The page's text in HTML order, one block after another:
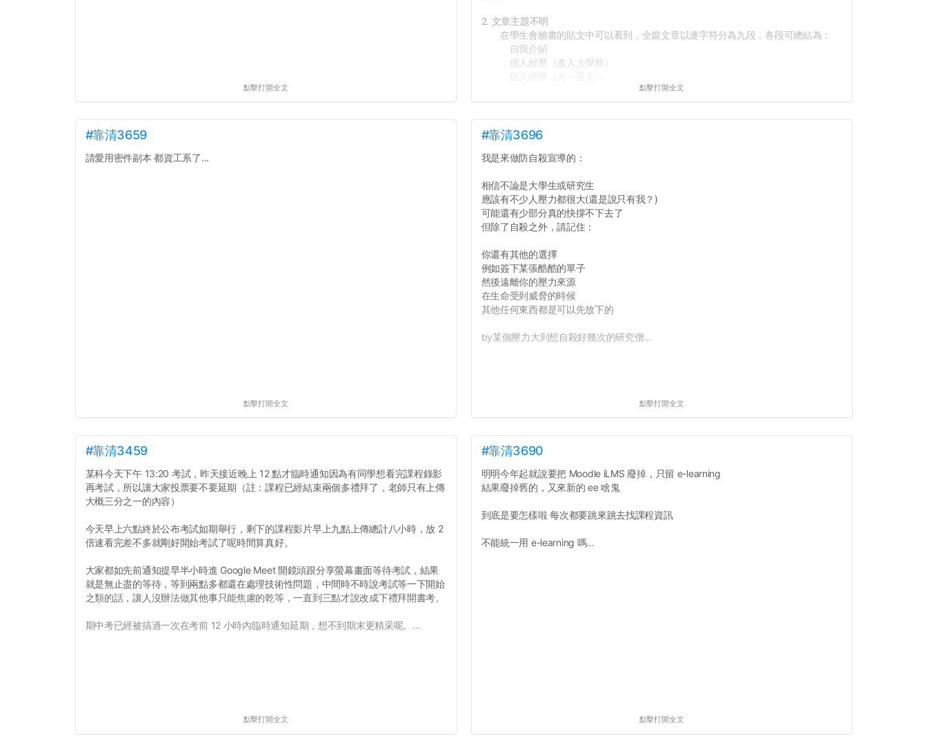
點擊打開全文
2. 文章主題不明
在學生會臉書的貼文中可以看到，全篇文章以連字符分為九段，各段可總結為：
自我介紹
個人經歷（進入大學前）
點擊打開全文
#靠清3659
請愛用密件副本 都資工系了...
點擊打開全文
#靠清3696
我是來做防自殺宣導的：
相信不論是大學生或研究生
應該有不少人壓力都很大(還是說只有我？)
可能還有少部分真的快撐不下去了
但除了自殺之外，請記住：
你還有其他的選擇
例如簽下某張酷酷的單子
然後遠離你的壓力來源
在生命受到威脅的時候
其他任何東西都是可以先放下的
by某個壓力大到想自殺好幾次的研究僧...
點擊打開全文
#靠清3459
某科今天下午 13:20 考試，昨天接近晚上 12 點才臨時通知因為有同學想看完課程錄影
再考試，所以讓大家投票要不要延期（註：課程已經結束兩個多禮拜了，老師只有上傳
大概三分之一的內容）
今天早上六點終於公布考試如期舉行，剩下的課程影片早上九點上傳總計八小時，放 2
倍速看完差不多就剛好開始考試了呢時間算真好。
大家都如先前通知提早半小時進 Google Meet 開鏡頭跟分享螢幕畫面等待考試，結果
就是無止盡的等待，等到兩點多都還在處理技術性問題，中間時不時說考試等一下開始
之類的話，讓人沒辦法做其他事只能焦慮的乾等，一直到三點才說改成下禮拜開書考。
期中考已經被搞過一次在考前 12 小時內臨時通知延期，想不到期末更精采呢。...
點擊打開全文
#靠清3690
明明今年起就說要把 Moodle iLMS 廢掉，只留 e-learning
結果廢掉舊的，又來新的 ee 啥鬼
到底是要怎樣啦 每次都要跳來跳去找課程資訊
不能統一用 e-learning 嗎...
點擊打開全文